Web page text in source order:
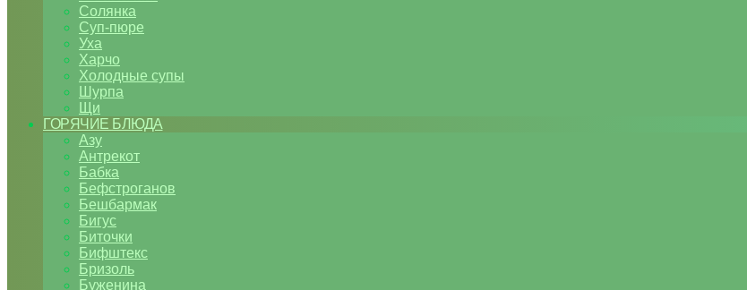
Солянка
Суп-пюре
Уха
Харчо
Холодные супы
Шурпа
Щи
ГОРЯЧИЕ БЛЮДА
Азу
Антрекот
Бабка
Бефстроганов
Бешбармак
Бигус
Биточки
Бифштекс
Бризоль
Буженина